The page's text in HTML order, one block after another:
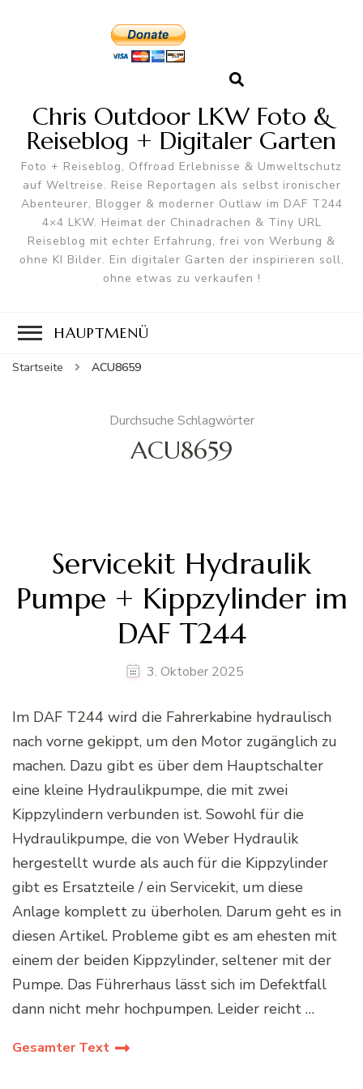
Chris Outdoor LKW Foto &
Reiseblog + Digitaler Garten
Foto + Reiseblog, Offroad Erlebnisse & Umweltschutz
auf Weltreise. Reise Reportagen als selbst ironischer
Abenteurer, Blogger & moderner Outlaw im DAF T244
4×4 LKW. Heimat der Chinadrachen & Tiny URL
Reiseblog mit echter Erfahrung, frei von Werbung &
ohne KI Bilder. Ein digitaler Garten der inspirieren soll,
ohne etwas zu verkaufen !
HAUPTMENÜ
Startseite ACU8659
Durchsuche Schlagwörter
ACU8659
Servicekit Hydraulik
Pumpe + Kippzylinder im
DAF T244
3. Oktober 2025
Im DAF T244 wird die Fahrerkabine hydraulisch
nach vorne gekippt, um den Motor zugänglich zu
machen. Dazu gibt es über dem Hauptschalter
eine kleine Hydraulikpumpe, die mit zwei
Kippzylindern verbunden ist. Sowohl für die
Hydraulikpumpe, die von Weber Hydraulik
hergestellt wurde als auch für die Kippzylinder
gibt es Ersatzteile / ein Servicekit, um diese
Anlage komplett zu überholen. Darum geht es in
diesen Artikel. Probleme gibt es am ehesten mit
einem der beiden Kippzylinder, seltener mit der
Pumpe. Das Führerhaus lässt sich im Defektfall
dann nicht mehr hochpumpen. Leider reicht …
Gesamter Text